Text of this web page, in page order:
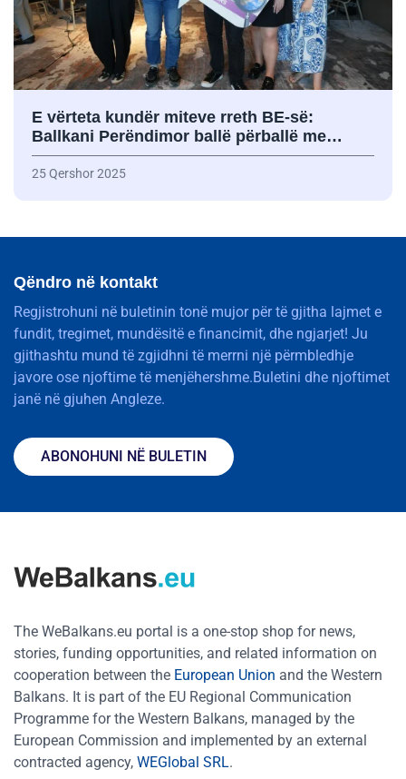
E vërteta kundër miteve rreth BE-së:
Ballkani Perëndimor ballë përballë me…
25 Qershor 2025
Qëndro në kontakt
Regjistrohuni në buletinin tonë mujor për të gjitha lajmet e
fundit, tregimet, mundësitë e financimit, dhe ngjarjet! Ju
gjithashtu mund të zgjidhni të merrni një përmbledhje
javore ose njoftime të menjëhershme.Buletini dhe njoftimet
janë në gjuhen Angleze.
ABONOHUNI NË BULETIN
The WeBalkans.eu portal is a one-stop shop for news,
stories, funding opportunities, and related information on
cooperation between the European Union and the Western
Balkans. It is part of the EU Regional Communication
Programme for the Western Balkans, managed by the
European Commission and implemented by an external
contracted agency, WEGlobal SRL.